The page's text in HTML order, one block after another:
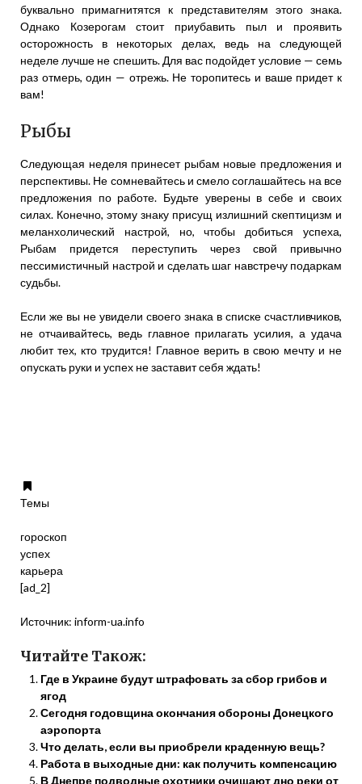
буквально примагнитятся к представителям этого знака.
Однако Козерогам стоит приубавить пыл и проявить
осторожность в некоторых делах, ведь на следующей
неделе лучше не спешить. Для вас подойдет условие — семь
раз отмерь, один — отрежь. Не торопитесь и ваше придет к
вам!
Рыбы
Следующая неделя принесет рыбам новые предложения и
перспективы. Не сомневайтесь и смело соглашайтесь на все
предложения по работе. Будьте уверены в себе и своих
силах. Конечно, этому знаку присущ излишний скептицизм и
меланхолический настрой, но, чтобы добиться успеха,
Рыбам придется переступить через свой привычно
пессимистичный настрой и сделать шаг навстречу подаркам
судьбы.
Если же вы не увидели своего знака в списке счастливчиков,
не отчаивайтесь, ведь главное прилагать усилия, а удача
любит тех, кто трудится! Главное верить в свою мечту и не
опускать руки и успех не заставит себя ждать!
Темы
гороскоп
успех
карьера
[ad_2]
Источник: inform-ua.info
Читайте Також:
Где в Украине будут штрафовать за сбор грибов и
ягод
Сегодня годовщина окончания обороны Донецкого
аэропорта
Что делать, если вы приобрели краденную вещь?
Работа в выходные дни: как получить компенсацию
В Днепре подводные охотники очищают дно реки от